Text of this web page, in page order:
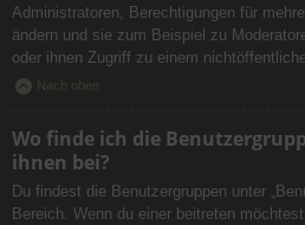
Administratoren, Berechtigungen für
ändern und sie zum Beispiel zu
oder ihnen Zugriff zu einem
Nach oben
Wo finde ich die
ihnen bei?
Du findest die Benutzergruppen unter
Bereich. Wenn du einer beitreten